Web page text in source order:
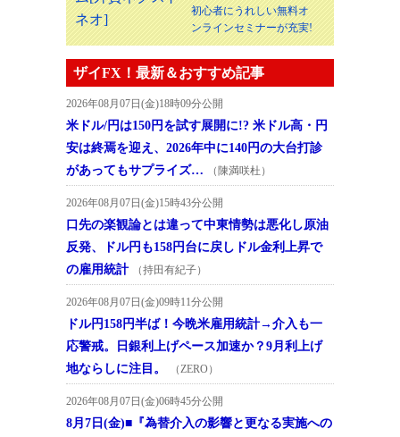
初心者にうれしい無料オ
ンラインセミナーが充実!
ザイFX！最新＆おすすめ記事
2026年08月07日(金)18時09分公開
米ドル/円は150円を試す展開に!? 米ドル高・円
安は終焉を迎え、2026年中に140円の大台打診
があってもサプライズ…
（陳満咲杜）
2026年08月07日(金)15時43分公開
口先の楽観論とは違って中東情勢は悪化し原油
反発、ドル円も158円台に戻しドル金利上昇で
の雇用統計
（持田有紀子）
2026年08月07日(金)09時11分公開
ドル円158円半ば！今晩米雇用統計→介入も一
応警戒。日銀利上げペース加速か？9月利上げ
地ならしに注目。
（ZERO）
2026年08月07日(金)06時45分公開
8月7日(金)■『為替介入の影響と更なる実施への